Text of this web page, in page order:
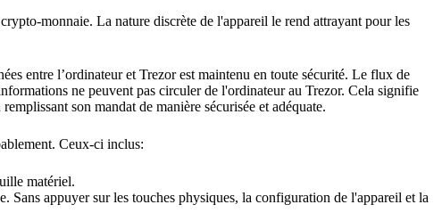
monnaie. La nature discrète de l'appareil le rend attrayant pour les
entre l’ordinateur et Trezor est maintenu en toute sécurité. Le flux de
ne peuvent pas circuler de l'ordinateur au Trezor. Cela signifie
son mandat de manière sécurisée et adéquate.
Ceux-ci inclus:
matériel.
Sans appuyer sur les touches physiques, la configuration de l'appareil et la